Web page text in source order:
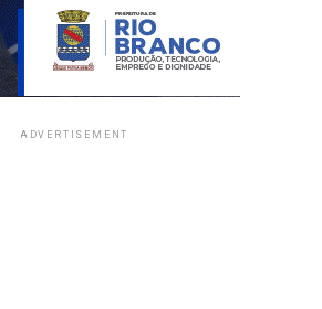
ADVERTISEMENT